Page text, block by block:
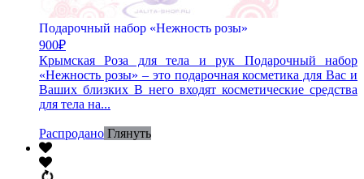
Подарочный набор «Нежность розы»
900₽
Крымская Роза для тела и рук Подарочный набор
«Нежность розы» – это подарочная косметика для Вас и
Ваших близких В него входят косметические средства
для тела на...
Распродано Глянуть